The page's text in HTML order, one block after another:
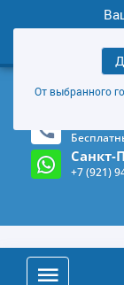
От выбранного
+7
Магазин
Санкт-
+7 (921)